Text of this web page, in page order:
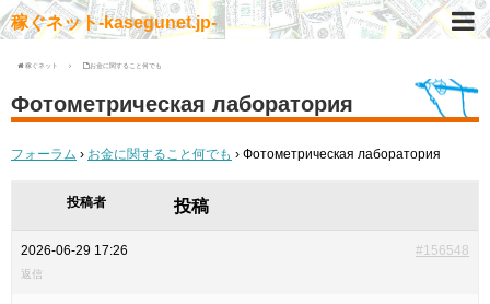
稼ぐネット-kasegunet.jp-
稼ぐネット お金に関すること何でも
Фотометрическая лаборатория
フォーラム › お金に関すること何でも › Фотометрическая лаборатория
投稿者 投稿
2026-06-29 17:26 #156548
返信